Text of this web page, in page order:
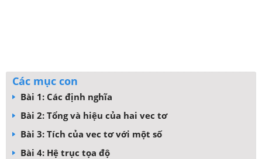
Các mục con
Bài 1: Các định nghĩa
Bài 2: Tổng và hiệu của hai vec tơ
Bài 3: Tích của vec tơ với một số
Bài 4: Hệ trục tọa độ